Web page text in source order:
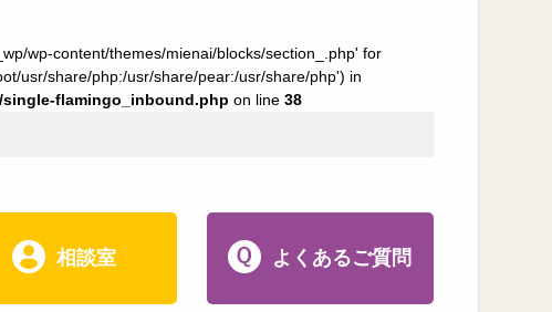
wp-content/themes/mienai/blocks/section_.php' for
usr/share/php:/usr/share/pear:/usr/share/php') in
single-flamingo_inbound.php on line 38
相談室 よくあるご質問